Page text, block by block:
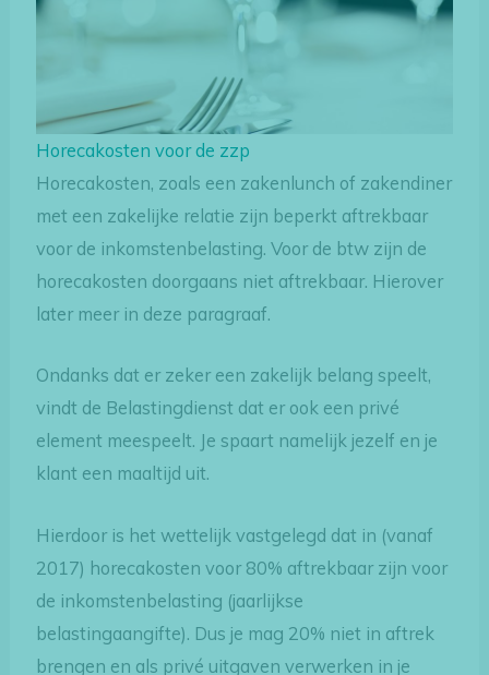
Horecakosten voor de zzp
Horecakosten, zoals een zakenlunch of zakendiner
met een zakelijke relatie zijn beperkt aftrekbaar
voor de inkomstenbelasting. Voor de btw zijn de
horecakosten doorgaans niet aftrekbaar. Hierover
later meer in deze paragraaf.
Ondanks dat er zeker een zakelijk belang speelt,
vindt de Belastingdienst dat er ook een privé
element meespeelt. Je spaart namelijk jezelf en je
klant een maaltijd uit.
Hierdoor is het wettelijk vastgelegd dat in (vanaf
2017) horecakosten voor 80% aftrekbaar zijn voor
de inkomstenbelasting (jaarlijkse
belastingaangifte). Dus je mag 20% niet in aftrek
brengen en als privé uitgaven verwerken in je